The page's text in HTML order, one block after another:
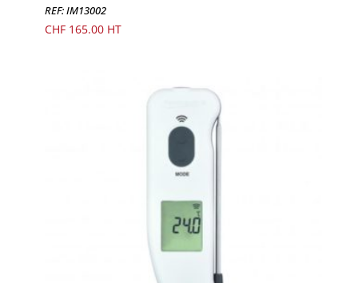
REF: IM13002
CHF165.00